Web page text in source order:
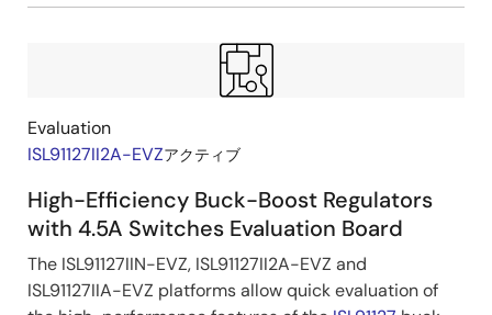
Evaluation
ISL91127II2A-EVZアクティブ
High-Efficiency Buck-Boost Regulators
with 4.5A Switches Evaluation Board
The ISL91127IIN-EVZ, ISL91127II2A-EVZ and
ISL91127IIA-EVZ platforms allow quick evaluation of